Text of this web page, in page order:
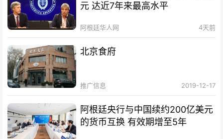
元 达近7年来最高水平
阿根廷华人网 4天前
北京食府
推广信息 2019-12-17
阿根廷央行与中国续约200亿美元
的货币互换 有效期增至5年